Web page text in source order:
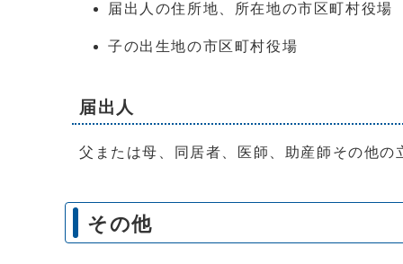
届出人の住所地、所在地の市区町村役場
子の出生地の市区町村役場
届出人
父または母、同居者、医師、助産師その他の
その他